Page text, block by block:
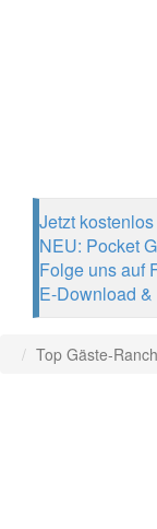
Jetzt
NEU: Pocket
Folge uns auf
E-Download
Top Gäste-